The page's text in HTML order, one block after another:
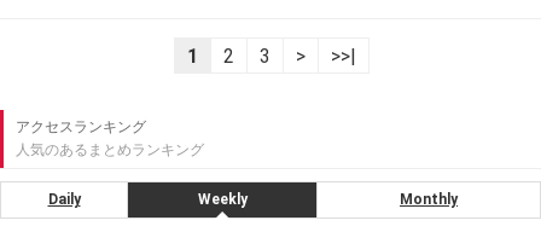
1 2 3 > >>|
アクセスランキング
人気のあるまとめランキング
Daily Weekly Monthly